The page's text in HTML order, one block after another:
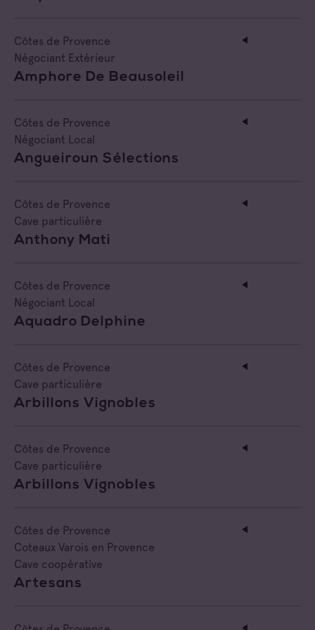
Négociant Local
Côtes de Provence
Négociant Extérieur
Amphore De Beausoleil
Côtes de Provence
Négociant Local
Angueiroun Sélections
Côtes de Provence
Cave particulière
Anthony Mati
Côtes de Provence
Négociant Local
Aquadro Delphine
Côtes de Provence
Cave particulière
Arbillons Vignobles
Côtes de Provence
Cave particulière
Arbillons Vignobles
Côtes de Provence
Coteaux Varois en Provence
Cave coopérative
Artesans